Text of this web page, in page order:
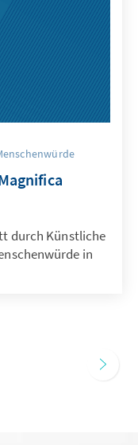
durch Künstliche
in